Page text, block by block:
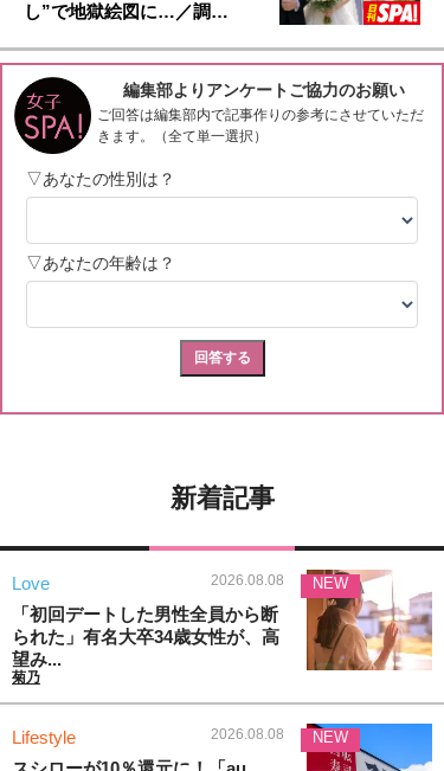
し”で地獄絵図に…／調…
新着記事
Love 2026.08.08
「初回デートした男性全員から断
られた」有名大卒34歳女性が、高
望み...
菊乃
NEW
Lifestyle 2026.08.08 NEW